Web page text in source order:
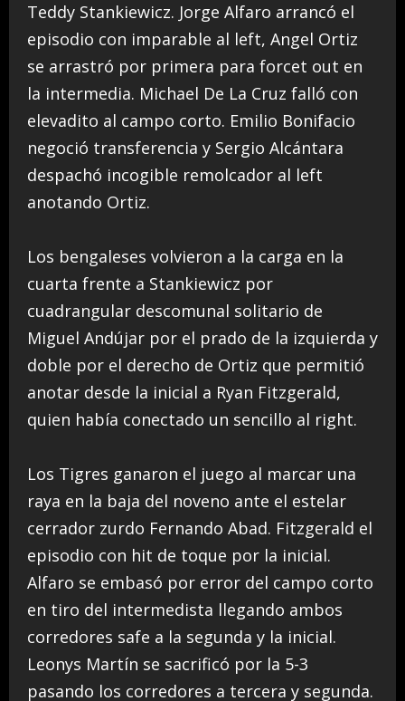
Teddy Stankiewicz. Jorge Alfaro arrancó el
episodio con imparable al left, Angel Ortiz
se arrastró por primera para forcet out en
la intermedia. Michael De La Cruz falló con
elevadito al campo corto. Emilio Bonifacio
negoció transferencia y Sergio Alcántara
despachó incogible remolcador al left
anotando Ortiz.
Los bengaleses volvieron a la carga en la
cuarta frente a Stankiewicz por
cuadrangular descomunal solitario de
Miguel Andújar por el prado de la izquierda y
doble por el derecho de Ortiz que permitió
anotar desde la inicial a Ryan Fitzgerald,
quien había conectado un sencillo al right.
Los Tigres ganaron el juego al marcar una
raya en la baja del noveno ante el estelar
cerrador zurdo Fernando Abad. Fitzgerald el
episodio con hit de toque por la inicial.
Alfaro se embasó por error del campo corto
en tiro del intermedista llegando ambos
corredores safe a la segunda y la inicial.
Leonys Martín se sacrificó por la 5-3
pasando los corredores a tercera y segunda.